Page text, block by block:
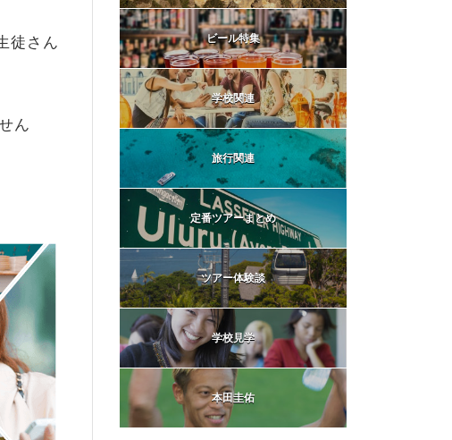
徒さん
ん
ビール特集
学校関連
旅行関連
定番ツアーまとめ
ツアー体験談
学校見学
本田圭佑